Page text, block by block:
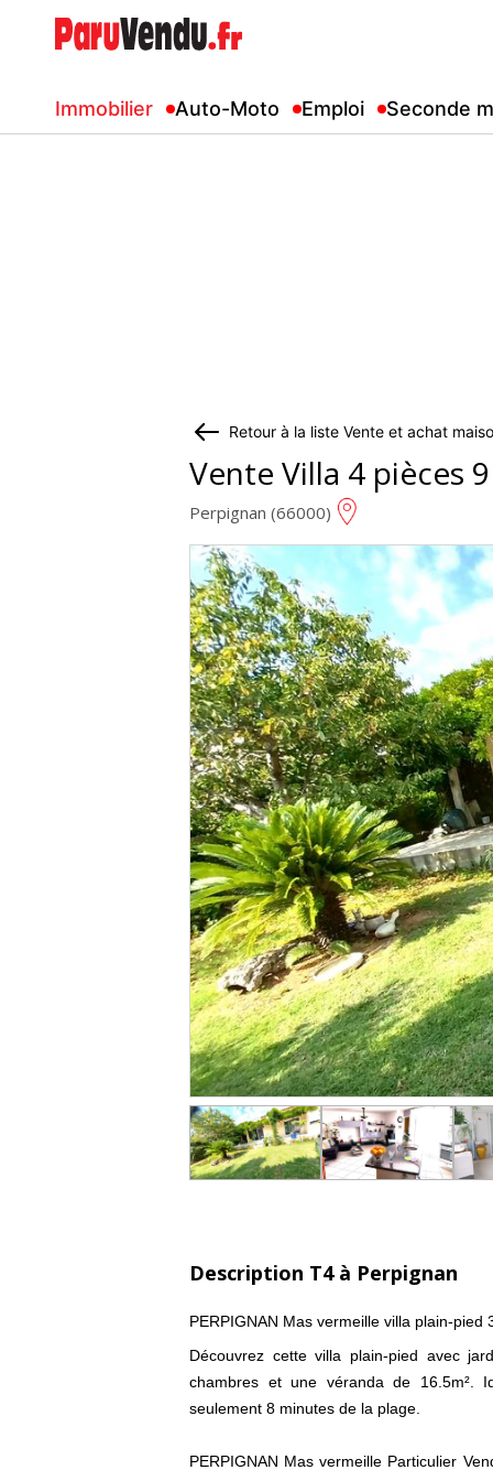
Immobilier Auto-Moto Emploi Seconde
Retour à la liste Vente et achat
Vente Villa 4 pièces
Perpignan (66000)
Description T4 à Perpignan
PERPIGNAN Mas vermeille villa plain-pied
Découvrez cette villa plain-pied avec
chambres et une véranda de 16.5m².
seulement 8 minutes de la plage.
PERPIGNAN Mas vermeille Particulier